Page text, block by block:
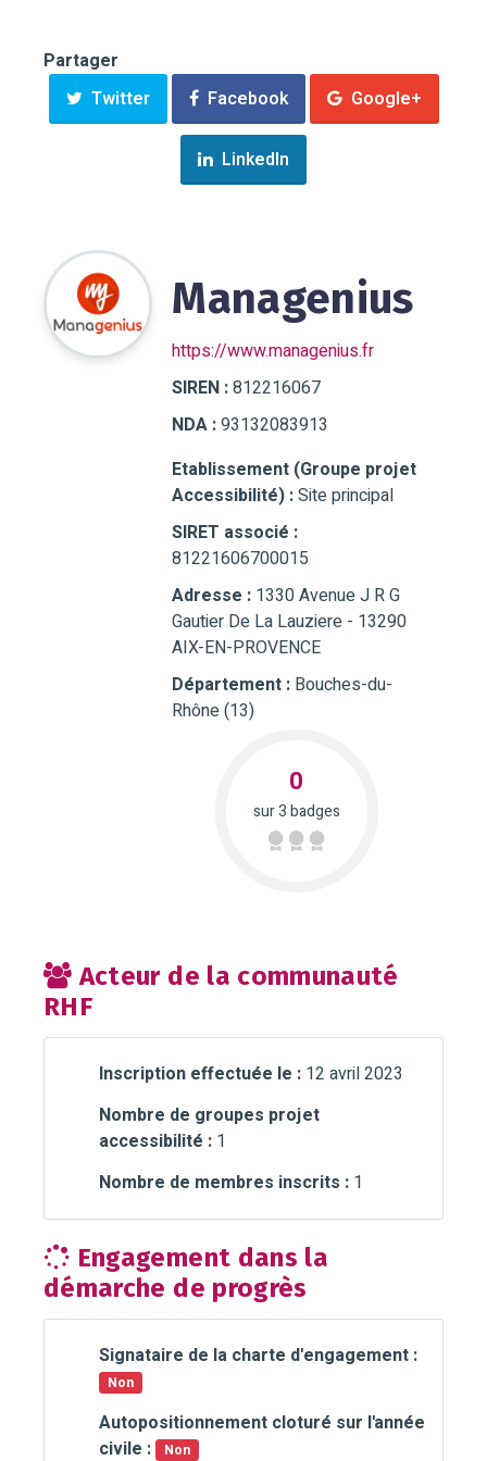
Partager
Twitter
Facebook Google+
LinkedIn
Managenius
https://www.managenius.fr
SIREN :812216067
NDA :93132083913
Etablissement (Groupe projet
Accessibilité) :Site principal
SIRET associé :
81221606700015
Adresse : 1330 Avenue J R G
Gautier De La Lauziere - 13290
AIX-EN-PROVENCE
Département : Bouches-du-
Rhône (13)
0
sur 3 badges
Acteur de la communauté
RHF
Inscription effectuée le : 12 avril 2023
Nombre de groupes projet
accessibilité : 1
Nombre de membres inscrits : 1
Engagement dans la
démarche de progrès
Signataire de la charte d'engagement :
Non
Autopositionnement cloturé sur l'année
civile :
Non